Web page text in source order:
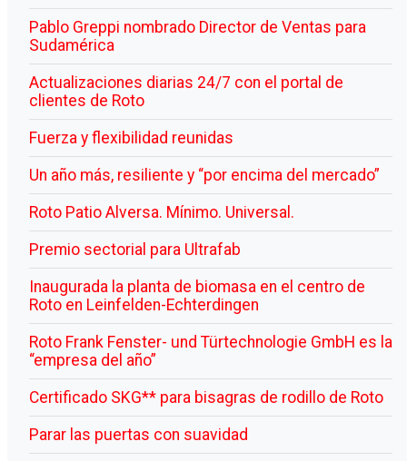
Pablo Greppi nombrado Director de Ventas para
Sudamérica
Actualizaciones diarias 24/7 con el portal de
clientes de Roto
Fuerza y flexibilidad reunidas
Un año más, resiliente y “por encima del mercado”
Roto Patio Alversa. Mínimo. Universal.
Premio sectorial para Ultrafab
Inaugurada la planta de biomasa en el centro de
Roto en Leinfelden-Echterdingen
Roto Frank Fenster- und Türtechnologie GmbH es la
“empresa del año”
Certificado SKG** para bisagras de rodillo de Roto
Parar las puertas con suavidad